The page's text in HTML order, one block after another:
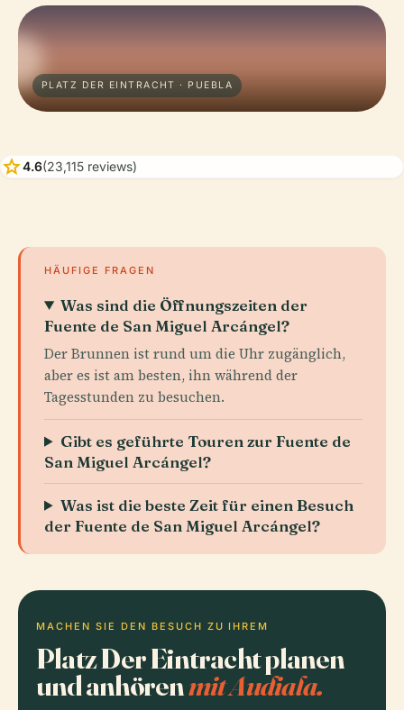
PLATZ DER EINTRACHT · PUEBLA
star4.6(23,115 reviews)
HÄUFIGE FRAGEN
Was sind die Öffnungszeiten der
Fuente de San Miguel Arcángel?
Der Brunnen ist rund um die Uhr zugänglich,
aber es ist am besten, ihn während der
Tagesstunden zu besuchen.
Gibt es geführte Touren zur Fuente de
San Miguel Arcángel?
Was ist die beste Zeit für einen Besuch
der Fuente de San Miguel Arcángel?
MACHEN SIE DEN BESUCH ZU IHREM
Platz Der Eintracht planen
und anhörenmit Audiala.